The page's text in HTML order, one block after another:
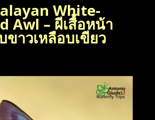
White-
Awl – ผีเสื้อหน้า
ขาวเหลือบเขียว